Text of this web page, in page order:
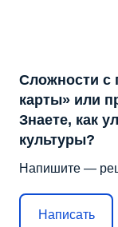
Сложности с
карты» или
Знаете, как
культуры?
Напишите —
Написать